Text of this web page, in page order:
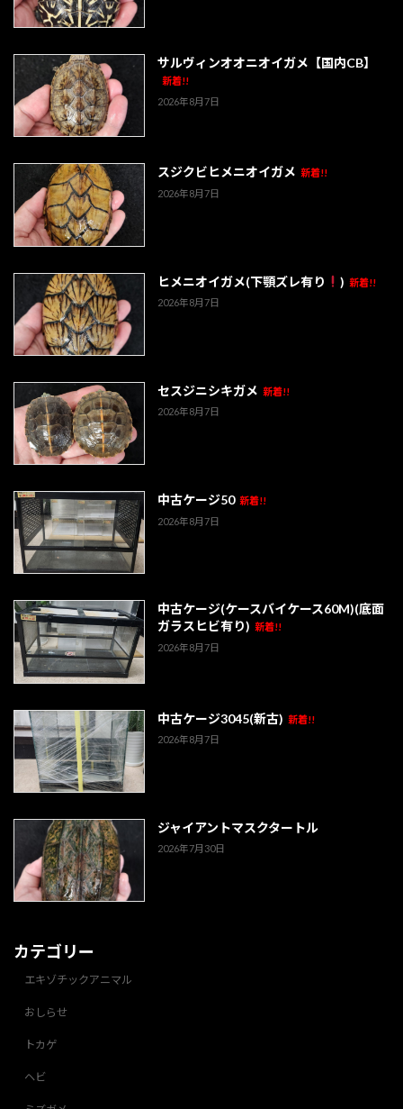
サルヴィンオオニオイガメ【国内CB】
新着!!
2026年8月7日
スジクビヒメニオイガメ 新着!!
2026年8月7日
ヒメニオイガメ(下顎ズレ有り ) 新着!!
2026年8月7日
セスジニシキガメ 新着!!
2026年8月7日
中古ケージ50 新着!!
2026年8月7日
中古ケージ(ケースバイケース60M)(底面
ガラスヒビ有り) 新着!!
2026年8月7日
中古ケージ3045(新古) 新着!!
2026年8月7日
ジャイアントマスクタートル
2026年7月30日
カテゴリー
エキゾチックアニマル
おしらせ
トカゲ
ヘビ